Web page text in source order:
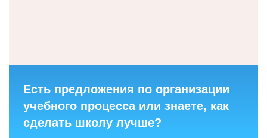
Есть предложения по организации
учебного процесса или знаете, как
сделать школу лучше?